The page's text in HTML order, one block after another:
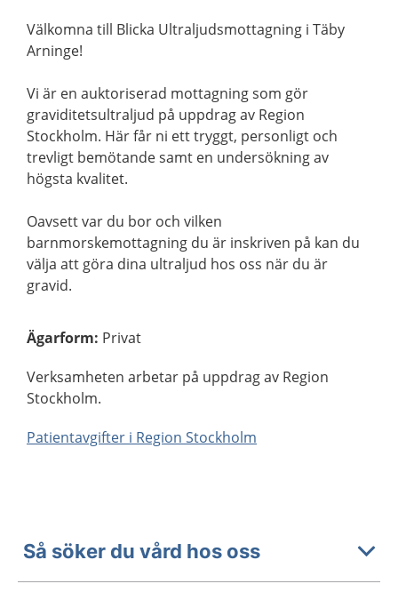
Välkomna till Blicka Ultraljudsmottagning i Täby
Arninge!
Vi är en auktoriserad mottagning som gör
graviditetsultraljud på uppdrag av Region
Stockholm. Här får ni ett tryggt, personligt och
trevligt bemötande samt en undersökning av
högsta kvalitet.
Oavsett var du bor och vilken
barnmorskemottagning du är inskriven på kan du
välja att göra dina ultraljud hos oss när du är
gravid.
Ägarform: Privat
Verksamheten arbetar på uppdrag av Region
Stockholm.
Patientavgifter i Region Stockholm
Så söker du vård hos oss